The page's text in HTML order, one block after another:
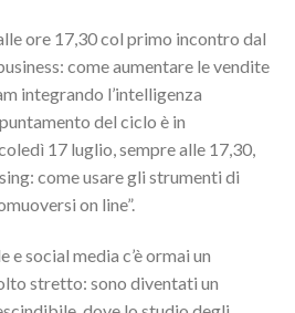
ore 17,30 col primo incontro dal
come aumentare le vendite
integrando l’intelligenza
del ciclo è in
17 luglio, sempre alle 17,30,
come usare gli strumenti di
on line”.
social media c’è ormai un
stretto: sono diventati un